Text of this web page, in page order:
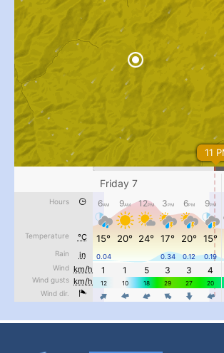
#PipIvanToday...